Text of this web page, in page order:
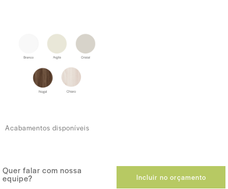
Acabamentos disponíveis
Quer falar com nossa
equipe? Incluir no orçamento